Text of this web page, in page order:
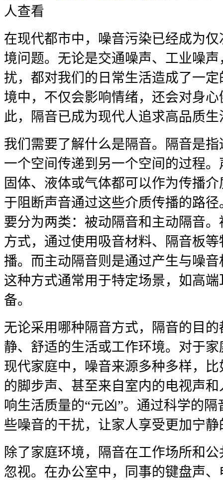
人查看
在现代都市中，噪音污染已经成为
境问题。无论是交通噪声、工业噪
扰，都对我们的日常生活造成了一
境中，不仅会影响情绪，还会对身
此，隔音已成为现代人追求高品质
我们需要了解什么是隔音。隔音是
一个空间传递到另一个空间的过程
固体、液体或气体都可以作为传播
于阻断声音通过这些介质传播的路
要分为两类：被动隔音和主动隔音
方式，通过使用吸音材料、隔音板
播。而主动隔音则是通过产生与噪
这种方式通常用于特定场景，如高
备。
无论采用哪种隔音方式，隔音的目
静、舒适的生活或工作环境。对于
现代家庭中，噪音来源多种多样，
的脚步声、甚至来自室内的电视声
响生活质量的“元凶”。通过科学的
些噪音的干扰，让家人享受更加宁
除了家庭环境，隔音在工作场所和
忽视。在办公室中，同事的键盘声